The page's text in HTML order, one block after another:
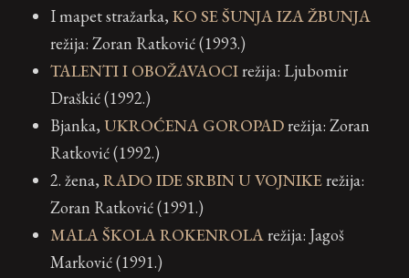
I mapet stražarka, KO SE ŠUNJA IZA ŽBUNJA
režija: Zoran Ratković (1993.)
TALENTI I OBOŽAVAOCIrežija: Ljubomir
Draškić (1992.)
Bjanka, UKROĆENA GOROPADrežija: Zoran
Ratković (1992.)
2. žena, RADO IDE SRBIN U VOJNIKErežija:
Zoran Ratković (1991.)
MALA ŠKOLA ROKENROLArežija: Jagoš
Marković (1991.)